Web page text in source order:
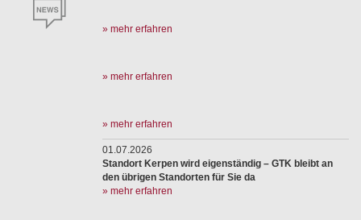
» mehr erfahren
» mehr erfahren
» mehr erfahren
01.07.2026
Standort Kerpen wird eigenständig – GTK bleibt an
den übrigen Standorten für Sie da
» mehr erfahren